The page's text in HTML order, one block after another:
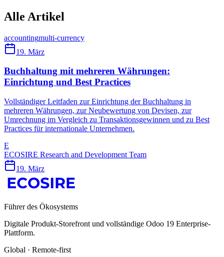
Alle Artikel
accountingmulti-currency
19. März
Buchhaltung mit mehreren Währungen:
Einrichtung und Best Practices
Vollständiger Leitfaden zur Einrichtung der Buchhaltung in
mehreren Währungen, zur Neubewertung von Devisen, zur
Umrechnung im Vergleich zu Transaktionsgewinnen und zu Best
Practices für internationale Unternehmen.
E
ECOSIRE Research and Development Team
19. März
Führer des Ökosystems
Digitale Produkt-Storefront und vollständige Odoo 19 Enterprise-
Plattform.
Global · Remote-first